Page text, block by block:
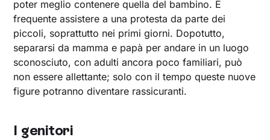
poter meglio contenere quella del bambino. È
frequente assistere a una protesta da parte dei
piccoli, soprattutto nei primi giorni. Dopotutto,
separarsi da mamma e papà per andare in un luogo
sconosciuto, con adulti ancora poco familiari, può
non essere allettante; solo con il tempo queste nuove
figure potranno diventare rassicuranti.
I genitori